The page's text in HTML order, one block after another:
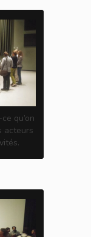
qu’on
acteurs